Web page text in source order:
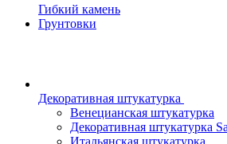
Гибкий камень
Грунтовки
Декоративная штукатурка
Венецианская штукатурка
Декоративная штукатурка
Итальянская штукатурка